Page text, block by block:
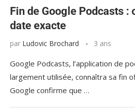
Fin de Google Podcasts :
date exacte
par Ludovic Brochard 3 ans
Google Podcasts, l’application de
largement utilisée, connaîtra sa fin
Google confirme que …